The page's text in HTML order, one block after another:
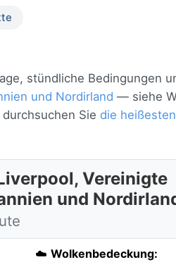
stündliche Bedingungen
und Nordirland — siehe
Sie die
Vereinigte
und
☁️ Wolkenbedeckung: